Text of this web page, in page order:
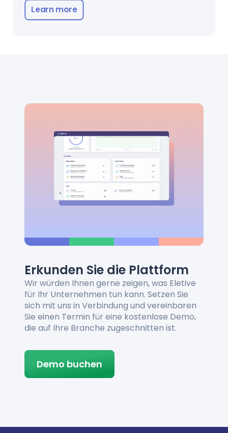
Learn more
Erkunden Sie die Plattform
Wir würden Ihnen gerne zeigen, was Eletive
für Ihr Unternehmen tun kann. Setzen Sie
sich mit uns in Verbindung und vereinbaren
Sie einen Termin für eine kostenlose Demo,
die auf Ihre Branche zugeschnitten ist.
Demo buchen